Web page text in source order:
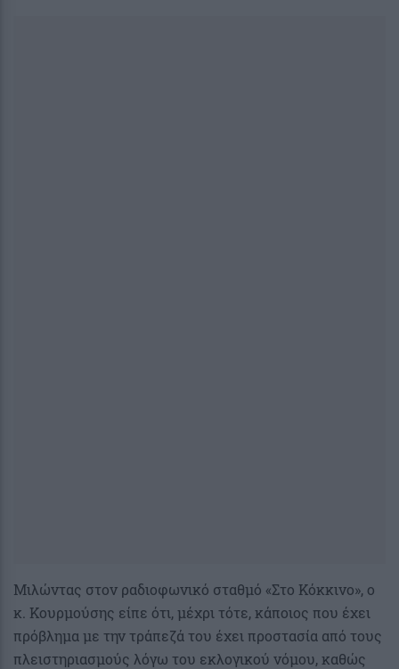
Μιλώντας στον ραδιοφωνικό σταθμό «Στο Κόκκινο», ο
κ. Κουρμούσης είπε ότι, μέχρι τότε, κάποιος που έχει
πρόβλημα με την τράπεζά του έχει προστασία από τους
πλειστηριασμούς λόγω του εκλογικού νόμου, καθώς